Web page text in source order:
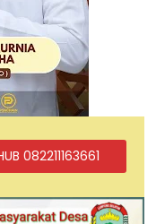
082211163661